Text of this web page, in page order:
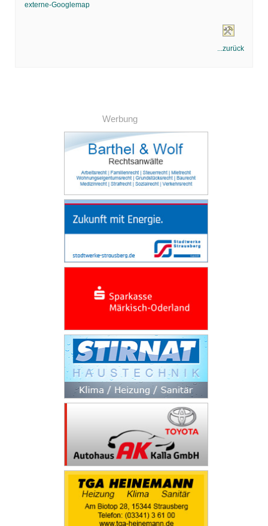
externe-Googlemap
...zurück
Werbung